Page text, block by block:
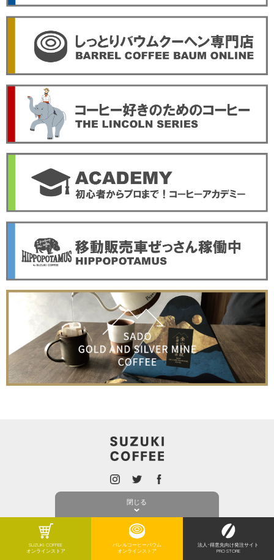
閉じる
SUZUKI COFFEE
オンラインストア
バレルコーヒーバウム
オンラインストア
法人･得意先向け発注サイト
PRO STORE
ONLINE SHOP PRIVACY POLICY
(C) SUZUKI COFFEE ALL RIGHTS RESERVED.